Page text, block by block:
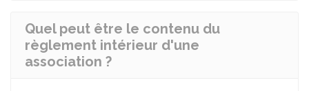
Quel peut être le contenu du
règlement intérieur d'une
association ?